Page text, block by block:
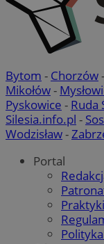
Bytom - Chorzów-
Mikołów-
Pyskowice - Ruda
Silesia.info.pl -
Wodzisław-
Portal